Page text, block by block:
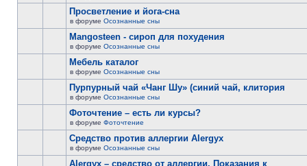
Просветление и йога-сна
в форуме Осознанные сны
Mangosteen - сироп для похудения
в форуме Осознанные сны
Мебель каталог
в форуме Осознанные сны
Пурпурный чай «Чанг Шу» (синий чай, клитория
в форуме Осознанные сны
Фоточтение – есть ли курсы?
в форуме Фоточтение
Cредство против аллергии Alergyx
в форуме Осознанные сны
Alergyx – средство от аллергии. Показания к